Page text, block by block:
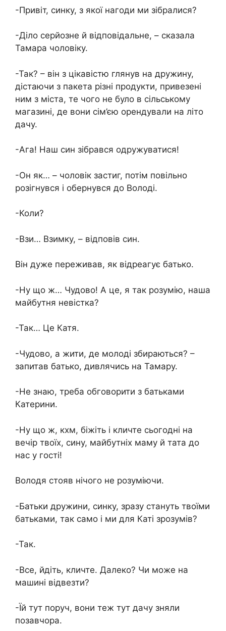
-Привіт, синку, з якої нагоди ми зібралися?
-Діло серйозне й відповідальне, – сказала
Тамара чоловіку.
-Так? – він з цікавістю глянув на дружину,
дістаючи з пакета різні продукти, привезені
ним з міста, те чого не було в сільському
магазині, де вони сім’єю орендували на літо
дачу.
-Ага! Наш син зібрався одружуватися!
-Он як… – чоловік застиг, потім повільно
розігнувся і обернувся до Володі.
-Коли?
-Взи… Взимку, – відповів син.
Він дуже переживав, як відреагує батько.
-Ну що ж… Чудово! А це, я так розумію, наша
майбутня невістка?
-Так… Це Катя.
-Чудово, а жити, де молоді збираються? –
запитав батько, дивлячись на Тамару.
-Не знаю, треба обговорити з батьками
Катерини.
-Ну що ж, кхм, біжіть і кличте сьогодні на
вечір твоїх, сину, майбутніх маму й тата до
нас у гості!
Володя стояв нічого не розуміючи.
-Батьки дружини, синку, зразу стануть твоїми
батьками, так само і ми для Каті зрозумів?
-Так.
-Все, йдіть, кличте. Далеко? Чи може на
машині відвезти?
-Їй тут поруч, вони теж тут дачу зняли
позавчора.